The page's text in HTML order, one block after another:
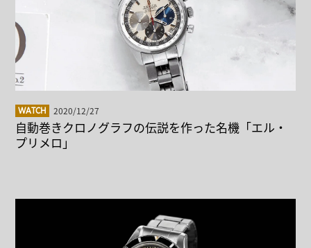
WATCH 2020/12/27
自動巻きクロノグラフの伝説を作った名機「エル・
プリメロ」